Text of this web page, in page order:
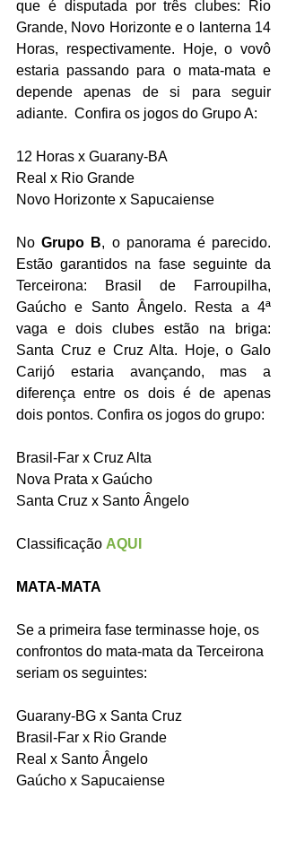
que é disputada por três clubes: Rio
Grande, Novo Horizonte e o lanterna 14
Horas, respectivamente. Hoje, o vovô
estaria passando para o mata-mata e
depende apenas de si para seguir
adiante.  Confira os jogos do Grupo A:
12 Horas x Guarany-BA
Real x Rio Grande
Novo Horizonte x Sapucaiense
No Grupo B, o panorama é parecido.
Estão garantidos na fase seguinte da
Terceirona: Brasil de Farroupilha,
Gaúcho e Santo Ângelo. Resta a 4ª
vaga e dois clubes estão na briga:
Santa Cruz e Cruz Alta. Hoje, o Galo
Carijó estaria avançando, mas a
diferença entre os dois é de apenas
dois pontos. Confira os jogos do grupo:
Brasil-Far x Cruz Alta
Nova Prata x Gaúcho
Santa Cruz x Santo Ângelo
Classificação AQUI
MATA-MATA
Se a primeira fase terminasse hoje, os
confrontos do mata-mata da Terceirona
seriam os seguintes:
Guarany-BG x Santa Cruz
Brasil-Far x Rio Grande
Real x Santo Ângelo
Gaúcho x Sapucaiense